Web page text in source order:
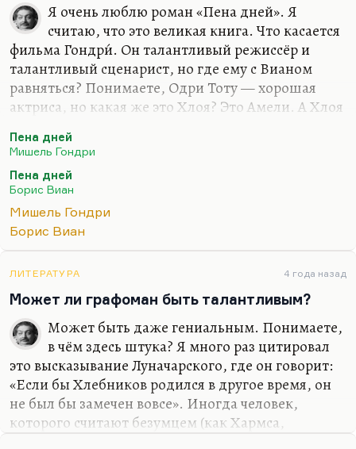
Я очень люблю роман «Пена дней». Я
считаю, что это великая книга. Что касается
фильма Гондри́. Он талантливый режиссёр и
талантливый сценарист, но где ему с Вианом
равняться? Понимаете, Одри Тоту — хорошая
актриса, но какая же это Хлоя? Это Амели. А Хлоя
девственность в каком-то смысле, невинность,
вот эта нимфея в лёгком. Я вообще «Пену дней»
не могу перечитывать без слёз — ну, таких
внутренних. Я помню, что я полюбил этот роман,
прочитав крошечную рецензию Адмони,
вышедшую в «Новом мире». Роман же в России
гениальном переводе Лунгиной и её учеников,
она весь свой переводческий семинар к этому
привлекла. И сколько бы ни было…
Пена дней
Мишель Гондри
Пена дней
Борис Виан
Мишель Гондри
Борис Виан
ЛИТЕРАТУРА 4 года назад
Может ли графоман быть талантливым?
Может быть даже гениальным. Понимаете,
в чём здесь штука? Я много раз цитировал
это высказывание Луначарского, где он говорит:
«Если бы Хлебников родился в другое время, он
не был бы замечен вовсе». Иногда человек,
которого считают безумцем (как Хармса,